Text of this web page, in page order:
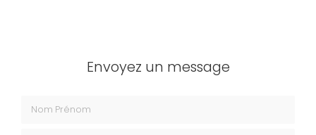
Envoyez un message